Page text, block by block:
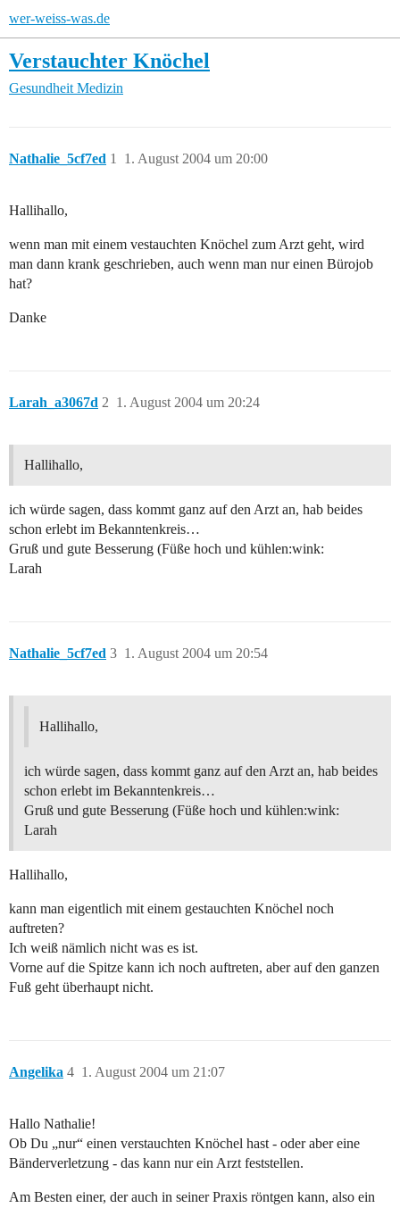
wer-weiss-was.de
Verstauchter Knöchel
Gesundheit Medizin
Nathalie_5cf7ed 1. August 2004 um 20:00
1
Hallihallo,
wenn man mit einem vestauchten Knöchel zum Arzt geht, wird
man dann krank geschrieben, auch wenn man nur einen Bürojob
hat?
Danke
Larah_a3067d 1. August 2004 um 20:24
2
Hallihallo,
ich würde sagen, dass kommt ganz auf den Arzt an, hab beides
schon erlebt im Bekanntenkreis…
Gruß und gute Besserung (Füße hoch und kühlen:wink:
Larah
Nathalie_5cf7ed 1. August 2004 um 20:54
3
Hallihallo,
ich würde sagen, dass kommt ganz auf den Arzt an, hab beides
schon erlebt im Bekanntenkreis…
Gruß und gute Besserung (Füße hoch und kühlen:wink:
Larah
Hallihallo,
kann man eigentlich mit einem gestauchten Knöchel noch
auftreten?
Ich weiß nämlich nicht was es ist.
Vorne auf die Spitze kann ich noch auftreten, aber auf den ganzen
Fuß geht überhaupt nicht.
Angelika 1. August 2004 um 21:07
4
Hallo Nathalie!
Ob Du „nur“ einen verstauchten Knöchel hast - oder aber eine
Bänderverletzung - das kann nur ein Arzt feststellen.
Am Besten einer, der auch in seiner Praxis röntgen kann, also ein